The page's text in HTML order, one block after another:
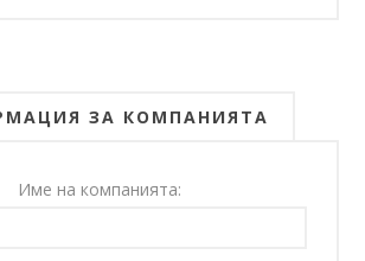
ЗА КОМПАНИЯТА
Име на компанията: